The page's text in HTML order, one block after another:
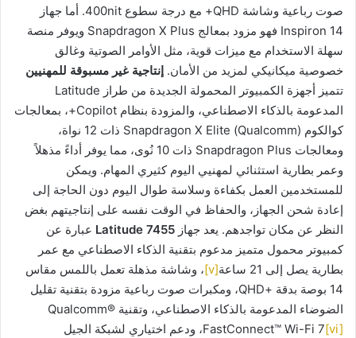
صوت رباعية وشاشة QHD+ مع درجة سطوع 400nit. أما جهاز
Inspiron 14 فهو مزود بمعالج Snapdragon X Plus ويوفر منصة
سهلة الاستخدام مع ميزات قوية، مثل الأوامر الصوتية وغالق
خصوصية ميكانيكي لمزيد من الأمان. إنتاجية غير مسبوقة للمهنيين
تتميز أجهزة الكمبيوتر المحمولة الجديدة من طراز Latitude
المدعومة بالذكاء الاصطناعي، والمزودة بنظام Copilot+، بمعالجات
كوالكوم (Qualcomm) Snapdragon X Elite ذات 12 نواة،
ومعالجات Snapdragon Plus ذات 10 نُوى، مما يوفر أداءً مذهلاً
وعمر بطارية استثنائي لمهنيي اليوم كثيري المهام. ويمكن
للمستخدمين العمل بكفاءة وسلاسة طوال اليوم دون الحاجة إلى
إعادة شحن الجهاز، والحفاظ في الوقت نفسه على إنتاجيتهم بغض
النظر عن مكان تواجدهم. يعد جهاز Latitude 7455 عبارة عن
كمبيوتر محمول متميز مدعوم بتقنية الذكاء الاصطناعي مع عمر
بطارية يصل إلى 21 ساعة
[v]
، وشاشة مذهلة تعمل باللمس مقاس
14 بوصة بدقة +QHD، ومكبرات صوت رباعية مزودة بتقنية تقليل
الضوضاء المدعومة بالذكاء الاصطناعي، وتقنية Qualcomm®
FastConnect™ Wi-Fi 7[vi]
، ودعم اختياري لشبكة الجيل